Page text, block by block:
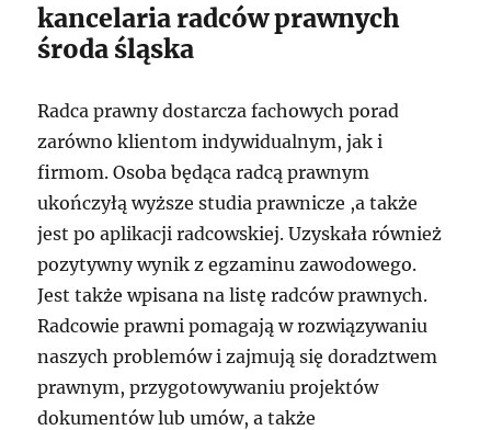
kancelaria radców prawnych
środa śląska
Radca prawny dostarcza fachowych porad
zarówno klientom indywidualnym, jak i
firmom. Osoba będąca radcą prawnym
ukończyłą wyższe studia prawnicze ,a także
jest po aplikacji radcowskiej. Uzyskała również
pozytywny wynik z egzaminu zawodowego.
Jest także wpisana na listę radców prawnych.
Radcowie prawni pomagają w rozwiązywaniu
naszych problemów i zajmują się doradztwem
prawnym, przygotowywaniu projektów
dokumentów lub umów, a także